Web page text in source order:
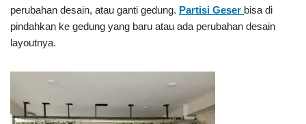
perubahan desain, atau ganti gedung. Partisi Geser bisa di
pindahkan ke gedung yang baru atau ada perubahan desain
layoutnya.